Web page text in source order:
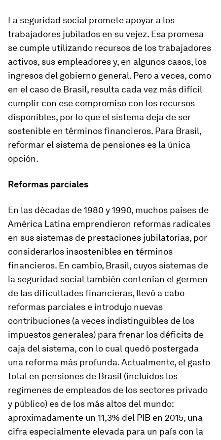
La seguridad social promete apoyar a los
trabajadores jubilados en su vejez. Esa promesa
se cumple utilizando recursos de los trabajadores
activos, sus empleadores y, en algunos casos, los
ingresos del gobierno general. Pero a veces, como
en el caso de Brasil, resulta cada vez más difícil
cumplir con ese compromiso con los recursos
disponibles, por lo que el sistema deja de ser
sostenible en términos financieros. Para Brasil,
reformar el sistema de pensiones es la única
opción.
Reformas parciales
En las décadas de 1980 y 1990, muchos países de
América Latina emprendieron reformas radicales
en sus sistemas de prestaciones jubilatorias, por
considerarlos insostenibles en términos
financieros. En cambio, Brasil, cuyos sistemas de
la seguridad social también contenían el germen
de las dificultades financieras, llevó a cabo
reformas parciales e introdujo nuevas
contribuciones (a veces indistinguibles de los
impuestos generales) para frenar los déficits de
caja del sistema, con lo cual quedó postergada
una reforma más profunda. Actualmente, el gasto
total en pensiones de Brasil (incluidos los
regímenes de empleados de los sectores privado
y público) es de los más altos del mundo:
aproximadamente un 11,3% del PIB en 2015, una
cifra especialmente elevada para un país con la